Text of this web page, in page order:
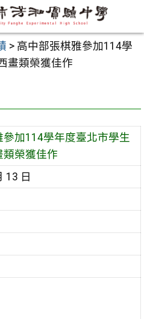
> 高中部張棋雅參加114學
畫類榮獲佳作
參加114學年度臺北市學生
類榮獲佳作
13 日